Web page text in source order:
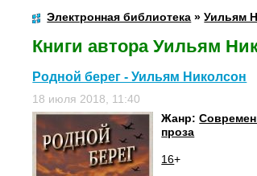
Электронная библиотека »Уильям
Книги автора Уильям
Родной берег - Уильям Николсон
18 июля 2018, 11:40
Жанр:
проза
16+